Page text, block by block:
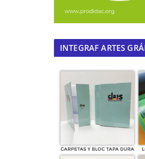
INTEGRAF ARTES